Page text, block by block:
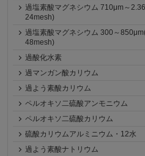
過塩素酸マグネシウム 710μm～
24mesh)
過塩素酸マグネシウム 300～
48mesh)
過酸化水素
過マンガン酸カリウム
過よう素酸カリウム
ペルオキソ二硫酸アンモニウム
ペルオキソ二硫酸カリウム
硫酸カリウムアルミニウム・12水
過よう素酸ナトリウム